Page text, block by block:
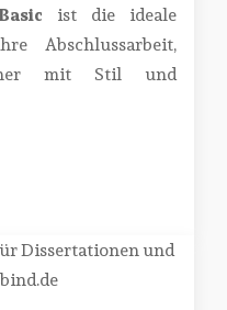
ist die ideale
Abschlussarbeit,
mit Stil und